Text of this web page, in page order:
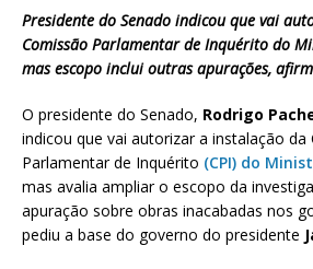
Presidente do Senado indicou que vai
Comissão Parlamentar de Inquérito do
mas escopo inclui outras apurações,
O presidente do Senado, Rodrigo
indicou que vai autorizar a instalação da
Parlamentar de Inquérito (CPI) do
mas avalia ampliar o escopo da
apuração sobre obras inacabadas nos
pediu a base do governo do presidente